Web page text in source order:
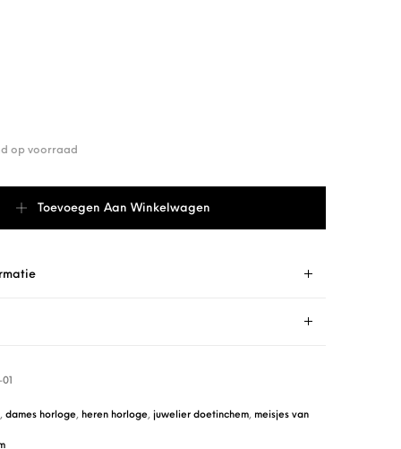
op voorraad
Toevoegen Aan Winkelwagen
, dames horloge, heren horloge, juwelier doetinchem, meisjes van